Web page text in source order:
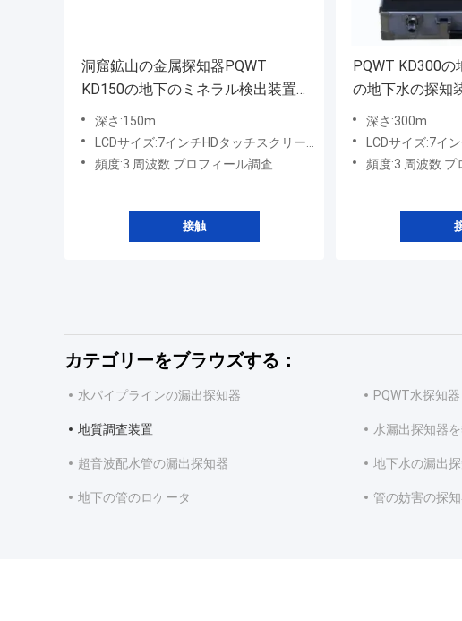
洞窟鉱山の金属探知器PQWT
KD150の地下のミネラル検出装置
150m
深さ:150m
LCDサイズ:7インチHDタッチスクリーン
頻度:3 周波数 プロフィール調査
接触
PQWT KD300
の地下水の探知
深さ:300m
LCDサイズ:7イン
頻度:3 周波数 プ
カテゴリーをブラウズする：
水パイプラインの漏出探知器 PQWT水探知器
地質調査装置 水漏出探知器
超音波配水管の漏出探知器 地下水の漏出
地下の管のロケータ 管の妨害の探